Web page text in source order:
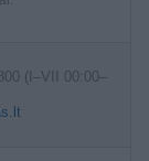
(I–VII 00:00–